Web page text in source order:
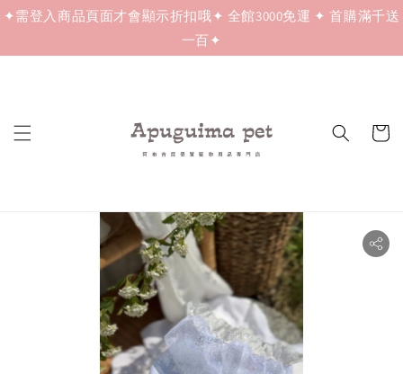
✦需登入商品頁面才會顯示折扣哦✦ 全館3000免運 ✦ 首購滿千送
一百✦